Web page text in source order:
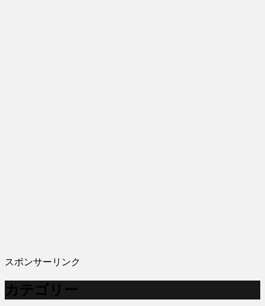
スポンサーリンク
カテゴリー